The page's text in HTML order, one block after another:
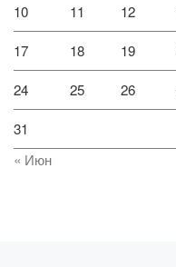
10 11 12
17 18 19
24 25 26
31
« Июн